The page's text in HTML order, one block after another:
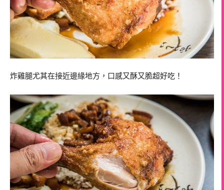
炸雞腿尤其在接近邊緣地方，口感又酥又脆超好吃！